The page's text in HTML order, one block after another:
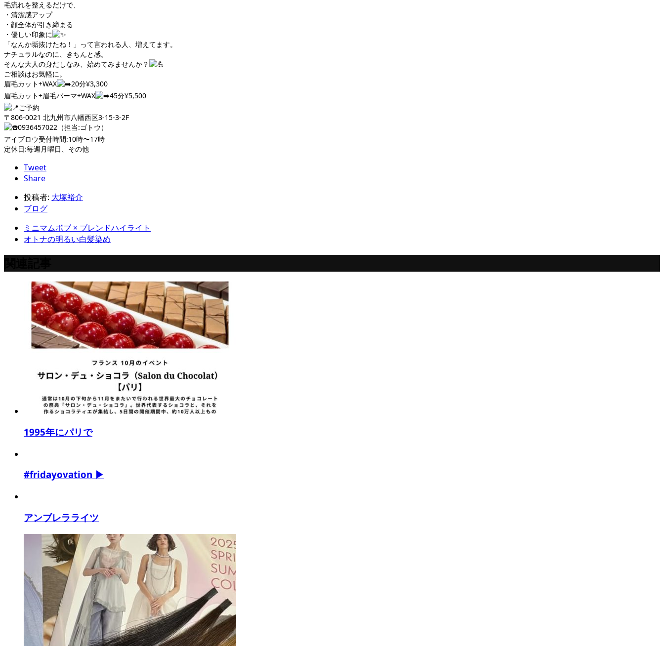
毛流れを整えるだけで、
・清潔感アップ
・顔全体が引き締まる
・優しい印象に
「なんか垢抜けたね！」って言われる人、増えてます。
ナチュラルなのに、きちんと感。
そんな大人の身だしなみ、始めてみませんか？
ご相談はお気軽に。
眉毛カット+WAX
20分¥3,300
眉毛カット+眉毛パーマ+WAX
45分¥5,500
ご予約
〒806-0021 北九州市八幡西区3-15-3-2F
0936457022（担当:ゴトウ）
アイブロウ受付時間:10時〜17時
定休日:毎週月曜日、その他
Tweet
Share
投稿者: 大塚裕介
ブログ
ミニマムボブ × ブレンドハイライト
オトナの明るい白髪染め
1995年にパリで
#fridayovation ▶
アンブレラライツ